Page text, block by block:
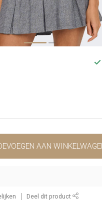
AAN
Deel dit product